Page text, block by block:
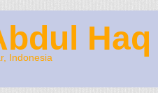
Haq
Indonesia